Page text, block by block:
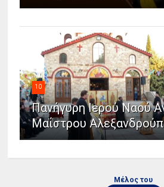
10
Πανήγυρη Ιερού Ναού
Μαΐστρου
Μέλος του